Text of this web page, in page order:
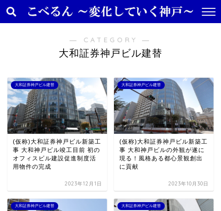
― CATEGORY ―
大和証券神戸ビル建替
大和証券神戸ビル建替
(仮称)大和証券神戸ビル新築工
事 大和神戸ビル竣工目前 初の
オフィスビル建設促進制度活
用物件の完成
2023年12月1日
大和証券神戸ビル建替
(仮称)大和証券神戸ビル新築工
事 大和神戸ビルの外観が遂に
現る！風格ある都心景観創出
に貢献
2023年10月30日
大和証券神戸ビル建替 大和証券神戸ビル建替